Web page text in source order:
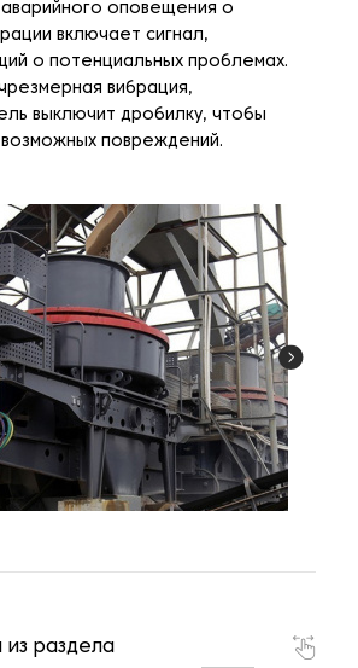
оповещения о
включает сигнал,
о потенциальных проблемах.
вибрация,
выключит дробилку, чтобы
повреждений.
из раздела